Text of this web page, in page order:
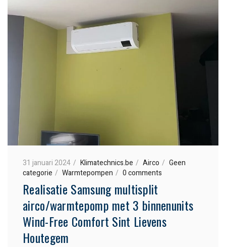
31 januari 2024 Klimatechnics.be Airco
Geen
categorie
Warmtepompen 0 comments
Realisatie Samsung multisplit
airco/warmtepomp met 3 binnenunits
Wind-Free Comfort Sint Lievens
Houtegem